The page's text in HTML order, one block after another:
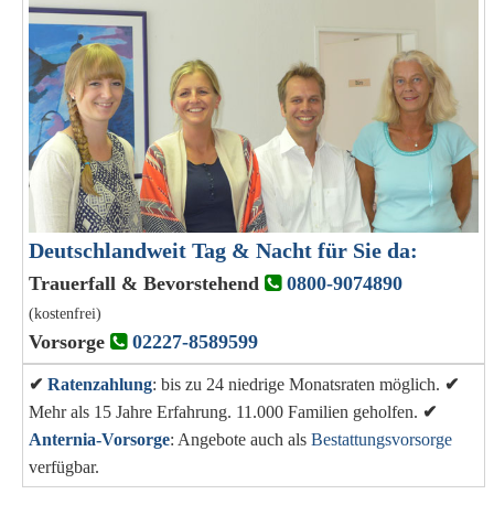
Deutschlandweit Tag & Nacht für Sie da:
Trauerfall & Bevorstehend 0800-9074890
(kostenfrei)
Vorsorge 02227-8589599
✔ Ratenzahlung: bis zu 24 niedrige Monatsraten möglich. ✔
Mehr als 15 Jahre Erfahrung. 11.000 Familien geholfen. ✔
Anternia-Vorsorge: Angebote auch als Bestattungsvorsorge
verfügbar.